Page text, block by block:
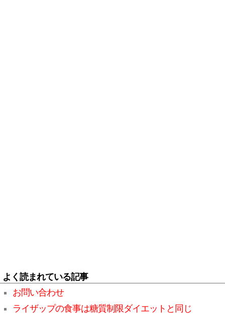
よく読まれている記事
お問い合わせ
ライザップの食事は糖質制限ダイエットと同じ